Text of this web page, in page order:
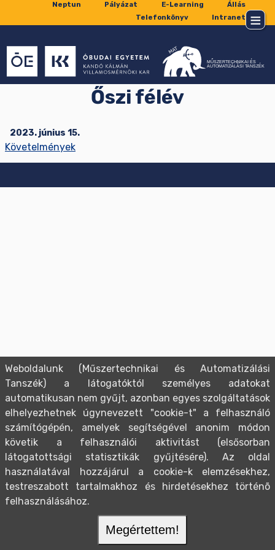
Neptun Pályázat E-Learning
Állás
Telefonkönyv
Intranet
Őszi félév
2023. június 15.
Követelmények
Weboldalunk (Műszertechnikai és Automatizálási
Tanszék) a látogatóktól személyes adatokat
automatikusan nem gyűjt, azonban egyes szolgáltatások
elhelyezhetnek úgynevezett "cookie-t" a felhasználó
számítógépén, amelyek segítségével anonim módon
követik a felhasználói aktivitást (elsősorban
látogatottsági statisztikák gyűjtésére). Az oldal
használatával hozzájárul a cookie-k elemzésekhez,
testreszabott tartalmakhoz és hirdetésekhez történõ
felhasználásához.
Megértettem!